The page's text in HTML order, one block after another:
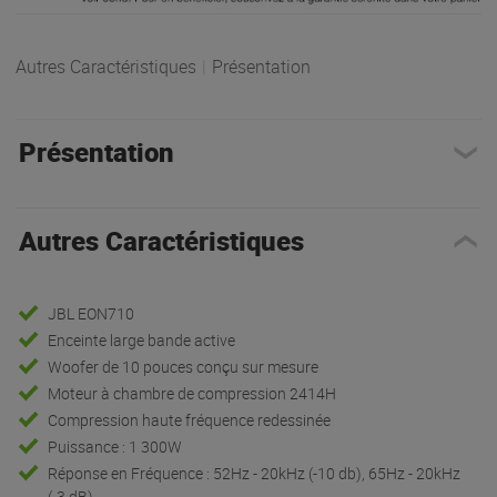
Autres Caractéristiques Présentation
Présentation
Autres Caractéristiques
JBL EON710
Enceinte large bande active
Woofer de 10 pouces conçu sur mesure
Moteur à chambre de compression 2414H
Compression haute fréquence redessinée
Puissance : 1 300W
Réponse en Fréquence : 52Hz - 20kHz (-10 db), 65Hz - 20kHz